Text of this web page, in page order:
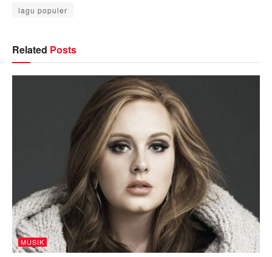
lagu populer
Related Posts
MUSIK